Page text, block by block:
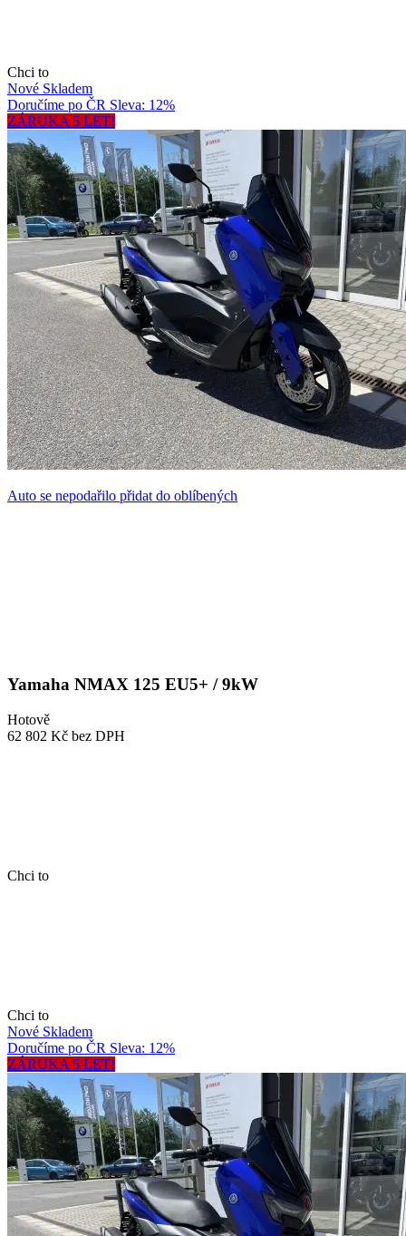
Chci to
Nové Skladem
Doručíme po ČR Sleva: 12%
ZÁRUKA 5 LET!
Auto se nepodařilo přidat do oblíbených
Yamaha NMAX 125 EU5+ / 9kW
Hotově
62 802 Kč bez DPH
Chci to
Chci to
Nové Skladem
Doručíme po ČR Sleva: 12%
ZÁRUKA 5 LET!